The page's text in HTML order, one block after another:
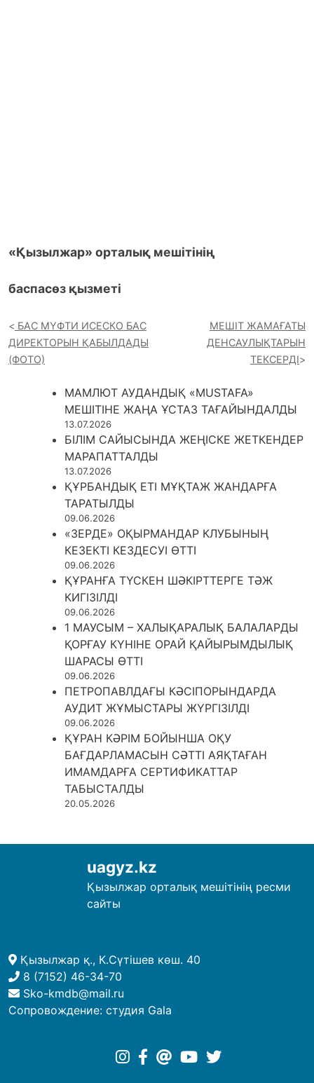
«Қызылжар» орталық мешітінің
баспасөз қызметі
БАС МҮФТИ ИСЕСКО БАС
ДИРЕКТОРЫН ҚАБЫЛДАДЫ
(ФОТО)
МЕШІТ ЖАМАҒАТЫ
ДЕНСАУЛЫҚТАРЫН
ТЕКСЕРДІ
МАМЛЮТ АУДАНДЫҚ «MUSTAFA»
МЕШІТІНЕ ЖАҢА ҰСТАЗ ТАҒАЙЫНДАЛДЫ
13.07.2026
БІЛІМ САЙЫСЫНДА ЖЕҢІСКЕ ЖЕТКЕНДЕР
МАРАПАТТАЛДЫ
13.07.2026
ҚҰРБАНДЫҚ ЕТІ МҰҚТАЖ ЖАНДАРҒА
ТАРАТЫЛДЫ
09.06.2026
«ЗЕРДЕ» ОҚЫРМАНДАР КЛУБЫНЫҢ
КЕЗЕКТІ КЕЗДЕСУІ ӨТТІ
09.06.2026
ҚҰРАНҒА ТҮСКЕН ШӘКІРТТЕРГЕ ТӘЖ
КИГІЗІЛДІ
09.06.2026
1 МАУСЫМ – ХАЛЫҚАРАЛЫҚ БАЛАЛАРДЫ
ҚОРҒАУ КҮНІНЕ ОРАЙ ҚАЙЫРЫМДЫЛЫҚ
ШАРАСЫ ӨТТІ
09.06.2026
ПЕТРОПАВЛДАҒЫ КӘСІПОРЫНДАРДА
АУДИТ ЖҰМЫСТАРЫ ЖҮРГІЗІЛДІ
09.06.2026
ҚҰРАН КӘРІМ БОЙЫНША ОҚУ
БАҒДАРЛАМАСЫН СӘТТІ АЯҚТАҒАН
ИМАМДАРҒА СЕРТИФИКАТТАР
ТАБЫСТАЛДЫ
20.05.2026
uagyz.kz
Қызылжар орталық мешітінің ресми
сайты
Қызылжар қ., К.Сүтішев көш. 40
8 (7152) 46-34-70
Sko-kmdb@mail.ru
Сопровождение: студия Gala